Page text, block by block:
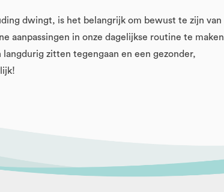
dwingt, is het belangrijk om bewust te zijn van
aanpassingen in onze dagelijkse routine te maken
zitten tegengaan en een gezonder,